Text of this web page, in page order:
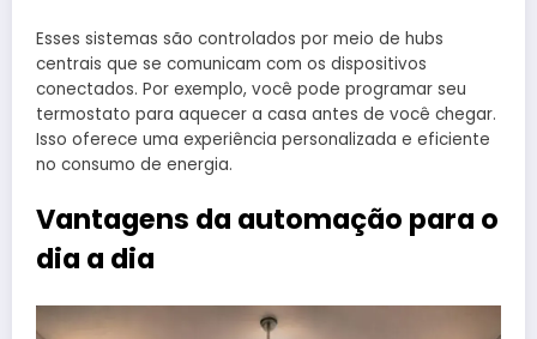
Esses sistemas são controlados por meio de hubs
centrais que se comunicam com os dispositivos
conectados. Por exemplo, você pode programar seu
termostato para aquecer a casa antes de você chegar.
Isso oferece uma experiência personalizada e eficiente
no consumo de energia.
Vantagens da automação para o
dia a dia